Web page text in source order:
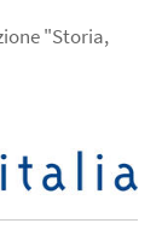
"Storia,